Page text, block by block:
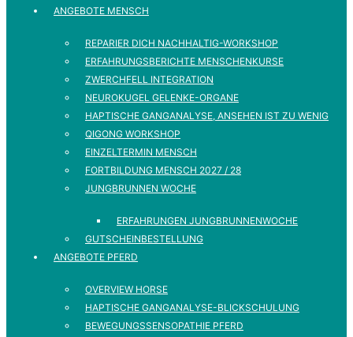
ANGEBOTE MENSCH
REPARIER DICH NACHHALTIG-WORKSHOP
ERFAHRUNGSBERICHTE MENSCHENKURSE
ZWERCHFELL INTEGRATION
NEUROKUGEL GELENKE-ORGANE
HAPTISCHE GANGANALYSE, ANSEHEN IST ZU WENIG
QIGONG WORKSHOP
EINZELTERMIN MENSCH
FORTBILDUNG MENSCH 2027 / 28
JUNGBRUNNEN WOCHE
ERFAHRUNGEN JUNGBRUNNENWOCHE
GUTSCHEINBESTELLUNG
ANGEBOTE PFERD
OVERVIEW HORSE
HAPTISCHE GANGANALYSE-BLICKSCHULUNG
BEWEGUNGSSENSOPATHIE PFERD